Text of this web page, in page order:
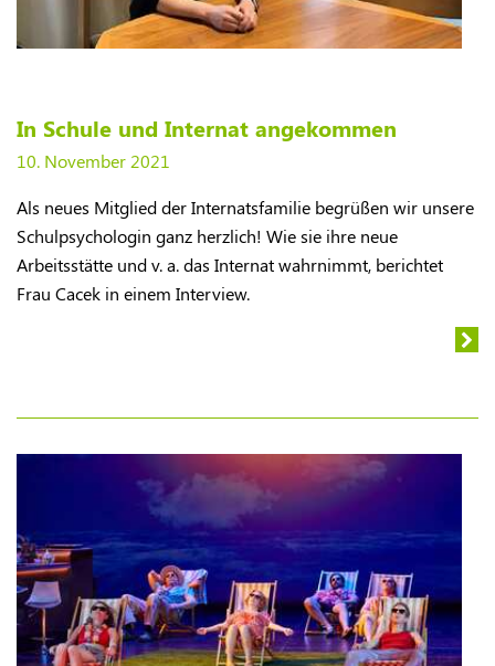
In Schule und Internat angekommen
10. November 2021
Als neues Mitglied der Internatsfamilie begrüßen wir unsere
Schulpsychologin ganz herzlich! Wie sie ihre neue
Arbeitsstätte und v. a. das Internat wahrnimmt, berichtet
Frau Cacek in einem Interview.